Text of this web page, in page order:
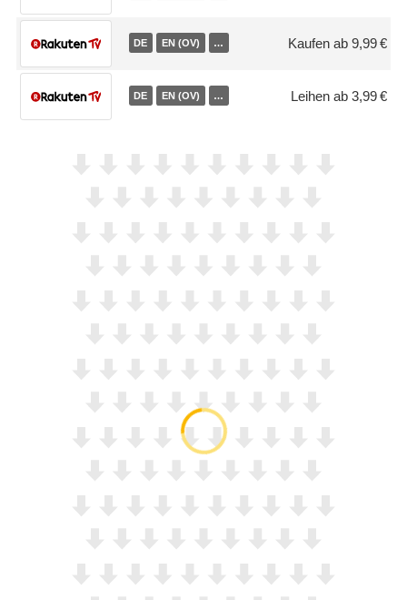
DE EN (OV) … Kaufen ab 9,99 €
DE EN (OV) … Leihen ab 3,99 €